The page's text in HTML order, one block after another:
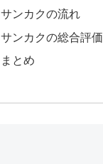
サンカクの流れ
サンカクの総合評価
まとめ